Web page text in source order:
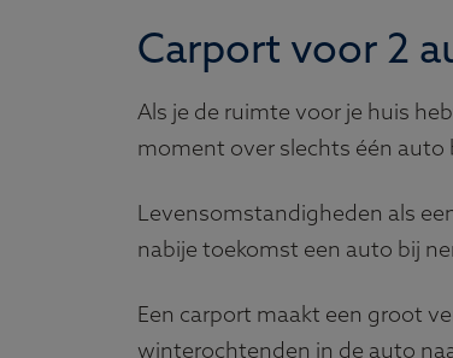
Carport voor 2
Als je de ruimte voor je huis
moment over slechts één auto
Levensomstandigheden als
nabije toekomst een auto bij
Een carport maakt een groot
winterochtenden in de auto